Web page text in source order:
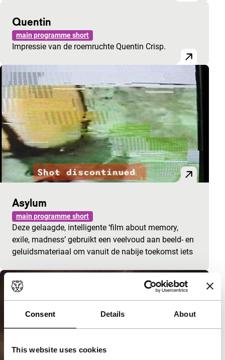
Consent Details About
This website uses cookies
Quentin
main programme short
Impressie van de roemruchte Quentin Crisp.
Asylum
main programme short
Deze gelaagde, intelligente ‘film about memory,
exile, madness’ gebruikt een veelvoud aan beeld- en
geluidsmateriaal om vanuit de nabije toekomst iets